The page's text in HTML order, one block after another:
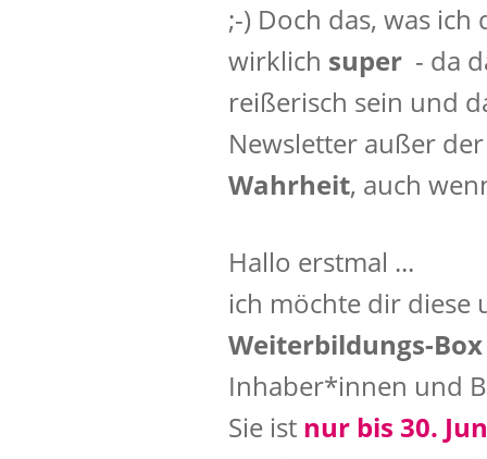
;-) Doch das, was
wirklich super - da
reißerisch sein und
Newsletter außer
Wahrheit, auch
Hallo erstmal ...
ich möchte dir diese
Weiterbildungs-Box
Inhaber*innen und
Sie ist nur bis 30.